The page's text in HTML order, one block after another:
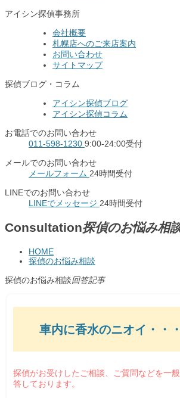
アイシン探偵事務所
会社概要
札幌店へのご来店案内
お問い合わせ
サイトマップ
探偵ブログ・コラム
アイシン探偵ブログ
アイシン探偵コラム
お電話でのお問い合わせ
011-598-1230 9:00-24:00受付
メールでのお問い合わせ
メールフォーム 24時間受付
LINEでのお問い合わせ
LINEでメッセージ 24時間受付
Consultation探偵のお悩み相
HOME
探偵のお悩み相談
探偵のお悩み相談回答記事
車内に香水のニオイ・・・
探偵がお受けしたご相談、ご質問などを一
答しております。